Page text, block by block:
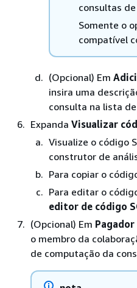
consultas
Somente o
compatível
(Opcional) Em
insira uma
consulta na lista
Expanda Visualizar
Visualize o código
construtor de
Para copiar o
Para editar o
editor de código
(Opcional) Em
o membro da
de computação da